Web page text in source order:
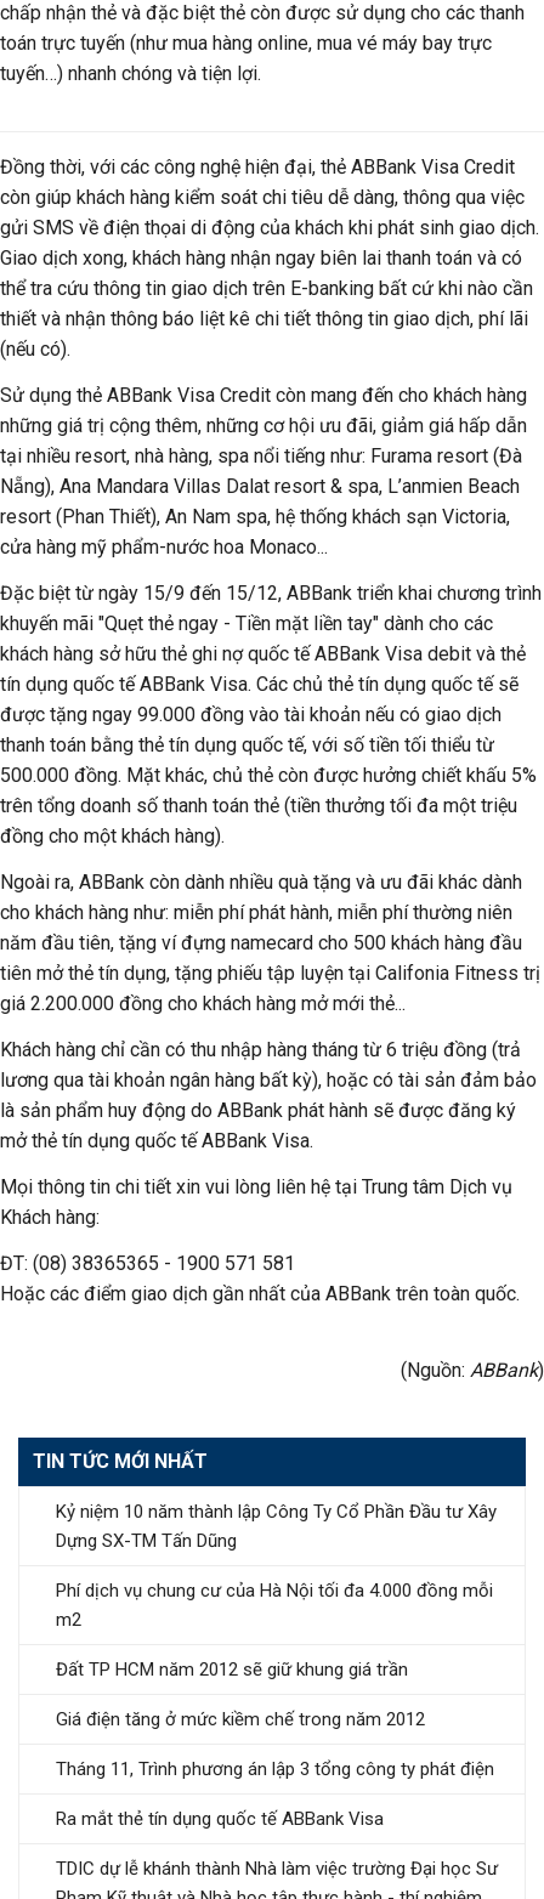
TIN TỨC MỚI NHẤT
Kỷ niệm 10 năm thành lập Công Ty Cổ Phần Đầu tư Xây
Dựng SX-TM Tấn Dũng
Phí dịch vụ chung cư của Hà Nội tối đa 4.000 đồng mỗi
m2
Đất TP HCM năm 2012 sẽ giữ khung giá trần
Giá điện tăng ở mức kiềm chế trong năm 2012
Tháng 11, Trình phương án lập 3 tổng công ty phát điện
Ra mắt thẻ tín dụng quốc tế ABBank Visa
TDIC dự lễ khánh thành Nhà làm việc trường Đại học Sư
chấp nhận thẻ và đặc biệt thẻ còn được sử dụng cho các thanh
toán trực tuyến (như mua hàng online, mua vé máy bay trực
tuyến…) nhanh chóng và tiện lợi.
Đồng thời, với các công nghệ hiện đại, thẻ ABBank Visa Credit
còn giúp khách hàng kiểm soát chi tiêu dễ dàng, thông qua việc
gửi SMS về điện thọai di động của khách khi phát sinh giao dịch.
Giao dịch xong, khách hàng nhận ngay biên lai thanh toán và có
thể tra cứu thông tin giao dịch trên E-banking bất cứ khi nào cần
thiết và nhận thông báo liệt kê chi tiết thông tin giao dịch, phí lãi
(nếu có).
Sử dụng thẻ ABBank Visa Credit còn mang đến cho khách hàng
những giá trị cộng thêm, những cơ hội ưu đãi, giảm giá hấp dẫn
tại nhiều resort, nhà hàng, spa nổi tiếng như: Furama resort (Đà
Nẵng), Ana Mandara Villas Dalat resort & spa, L’anmien Beach
resort (Phan Thiết), An Nam spa, hệ thống khách sạn Victoria,
cửa hàng mỹ phẩm-nước hoa Monaco...
Đặc biệt từ ngày 15/9 đến 15/12, ABBank triển khai chương trình
khuyến mãi "Quẹt thẻ ngay - Tiền mặt liền tay" dành cho các
khách hàng sở hữu thẻ ghi nợ quốc tế ABBank Visa debit và thẻ
tín dụng quốc tế ABBank Visa. Các chủ thẻ tín dụng quốc tế sẽ
được tặng ngay 99.000 đồng vào tài khoản nếu có giao dịch
thanh toán bằng thẻ tín dụng quốc tế, với số tiền tối thiểu từ
500.000 đồng. Mặt khác, chủ thẻ còn được hưởng chiết khấu 5%
trên tổng doanh số thanh toán thẻ (tiền thưởng tối đa một triệu
đồng cho một khách hàng).
Ngoài ra, ABBank còn dành nhiều quà tặng và ưu đãi khác dành
cho khách hàng như: miễn phí phát hành, miễn phí thường niên
năm đầu tiên, tặng ví đựng namecard cho 500 khách hàng đầu
tiên mở thẻ tín dụng, tặng phiếu tập luyện tại Califonia Fitness trị
giá 2.200.000 đồng cho khách hàng mở mới thẻ...
Khách hàng chỉ cần có thu nhập hàng tháng từ 6 triệu đồng (trả
lương qua tài khoản ngân hàng bất kỳ), hoặc có tài sản đảm bảo
là sản phẩm huy động do ABBank phát hành sẽ được đăng ký
mở thẻ tín dụng quốc tế ABBank Visa.
Mọi thông tin chi tiết xin vui lòng liên hệ tại Trung tâm Dịch vụ
Khách hàng:
ĐT: (08) 38365365 - 1900 571 581
Hoặc các điểm giao dịch gần nhất của ABBank trên toàn quốc.
(Nguồn: ABBank)